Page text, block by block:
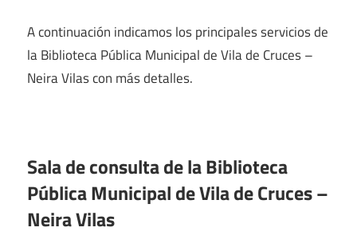
A continuación indicamos los principales servicios de
la Biblioteca Pública Municipal de Vila de Cruces –
Neira Vilas con más detalles.
Sala de consulta de la Biblioteca
Pública Municipal de Vila de Cruces –
Neira Vilas